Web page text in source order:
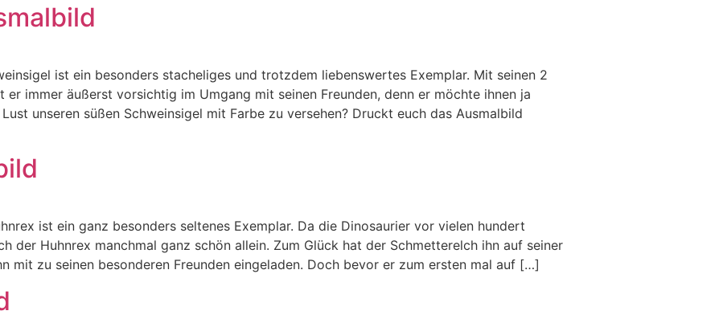
ist ein besonders stacheliges und trotzdem liebenswertes Exemplar. Mit seinen 2
er immer äußerst vorsichtig im Umgang mit seinen Freunden, denn er möchte ihnen ja
unseren süßen Schweinsigel mit Farbe zu versehen? Druckt euch das Ausmalbild
ist ein ganz besonders seltenes Exemplar. Da die Dinosaurier vor vielen hundert
der Huhnrex manchmal ganz schön allein. Zum Glück hat der Schmetterelch ihn auf seiner
mit zu seinen besonderen Freunden eingeladen. Doch bevor er zum ersten mal auf […]